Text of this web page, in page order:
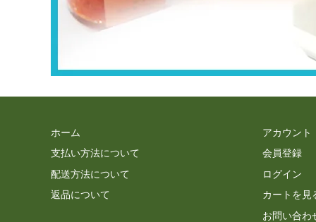
ホーム
支払い方法について
配送方法について
返品について
アカウント
会員登録
ログイン
カートを見
お問い合わ